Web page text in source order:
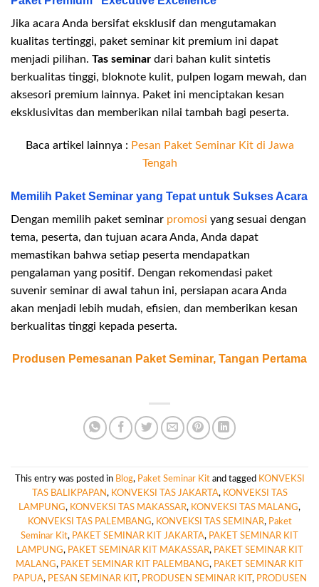
Jika acara Anda bersifat eksklusif dan mengutamakan
kualitas tertinggi, paket seminar kit premium ini dapat
menjadi pilihan. Tas seminar dari bahan kulit sintetis
berkualitas tinggi, bloknote kulit, pulpen logam mewah, dan
aksesori premium lainnya. Paket ini menciptakan kesan
eksklusivitas dan memberikan nilai tambah bagi peserta.
Baca artikel lainnya : Pesan Paket Seminar Kit di Jawa
Tengah
Memilih Paket Seminar yang Tepat untuk Sukses Acara
Dengan memilih paket seminar promosi yang sesuai dengan
tema, peserta, dan tujuan acara Anda, Anda dapat
memastikan bahwa setiap peserta mendapatkan
pengalaman yang positif. Dengan rekomendasi paket
suvenir seminar di awal tahun ini, persiapan acara Anda
akan menjadi lebih mudah, efisien, dan memberikan kesan
berkualitas tinggi kepada peserta.
Produsen Pemesanan Paket Seminar, Tangan Pertama
This entry was posted in Blog, Paket Seminar Kitand tagged KONVEKSI
TAS BALIKPAPAN, KONVEKSI TAS JAKARTA, KONVEKSI TAS
LAMPUNG, KONVEKSI TAS MAKASSAR, KONVEKSI TAS MALANG,
KONVEKSI TAS PALEMBANG, KONVEKSI TAS SEMINAR, Paket
Seminar Kit, PAKET SEMINAR KIT JAKARTA, PAKET SEMINAR KIT
LAMPUNG, PAKET SEMINAR KIT MAKASSAR, PAKET SEMINAR KIT
MALANG, PAKET SEMINAR KIT PALEMBANG, PAKET SEMINAR KIT
PAPUA, PESAN SEMINAR KIT , PRODUSEN SEMINAR KIT , PRODUSEN